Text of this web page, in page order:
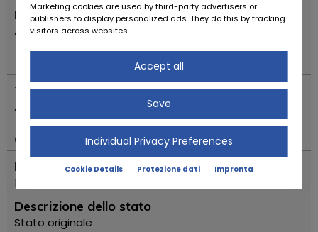
Modello
A 1600 '58
Motore & guida
Trasmissione
Automatico
Condizioni
Lettura del contachilometri
12345
Descrizione dello stato
Stato originale
Marketing cookies are used by third-party advertisers or
publishers to display personalized ads. They do this by tracking
visitors across websites.
Accept all
Save
Individual Privacy Preferences
Cookie Details Protezione dati Impronta